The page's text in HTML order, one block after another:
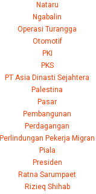
Nataru
Ngabalin
Operasi Turangga
Otomotif
PKI
PKS
PT Asia Dinasti Sejahtera
Palestina
Pasar
Pembangunan
Perdagangan
Perlindungan Pekerja Migran
Piala
Presiden
Ratna Sarumpaet
Rizieq Shihab